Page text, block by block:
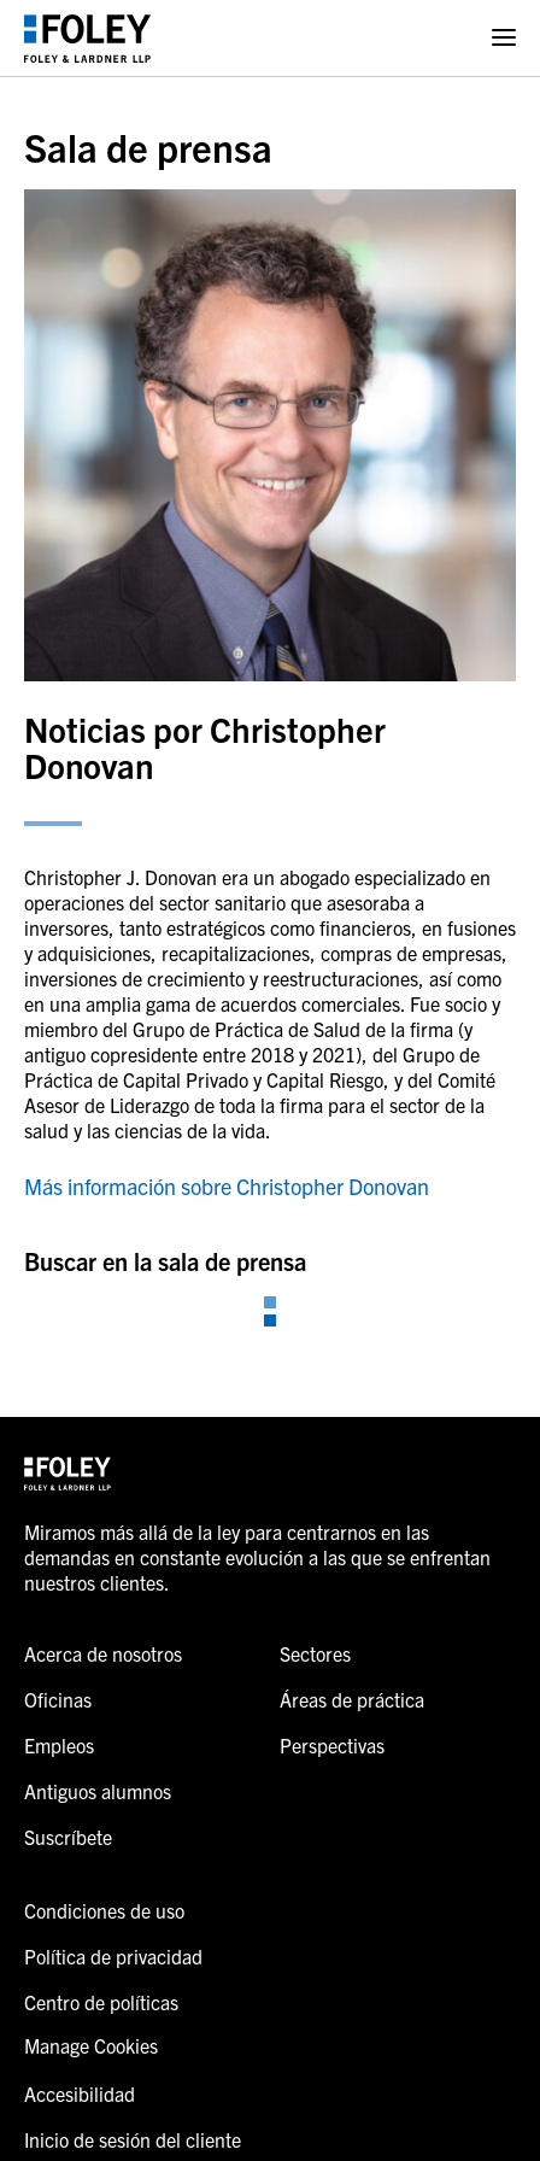
Sala de prensa
Noticias por Christopher
Donovan
Christopher J. Donovan era un abogado especializado en
operaciones del sector sanitario que asesoraba a
inversores, tanto estratégicos como financieros, en fusiones
y adquisiciones, recapitalizaciones, compras de empresas,
inversiones de crecimiento y reestructuraciones, así como
en una amplia gama de acuerdos comerciales. Fue socio y
miembro del Grupo de Práctica de Salud de la firma (y
antiguo copresidente entre 2018 y 2021), del Grupo de
Práctica de Capital Privado y Capital Riesgo, y del Comité
Asesor de Liderazgo de toda la firma para el sector de la
salud y las ciencias de la vida.
Más información sobre Christopher Donovan
Buscar en la sala de prensa
Miramos más allá de la ley para centrarnos en las
demandas en constante evolución a las que se enfrentan
nuestros clientes.
Acerca de nosotros
Oficinas
Empleos
Antiguos alumnos
Suscríbete
Sectores
Áreas de práctica
Perspectivas
Condiciones de uso
Política de privacidad
Centro de políticas
Manage Cookies
Accesibilidad
Inicio de sesión del cliente